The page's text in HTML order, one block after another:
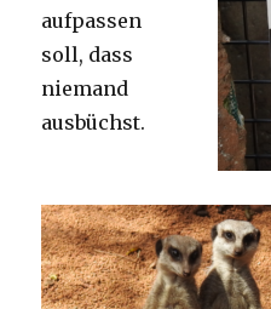
aufpassen
soll, dass
niemand
ausbüchst.